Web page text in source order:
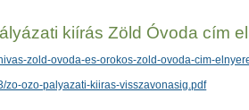
kiírás Zöld Óvoda cím
zold-ovoda-es-orokos-zold-ovoda-cim-
zo-ozo-palyazati-kiiras-visszavonasig.pdf